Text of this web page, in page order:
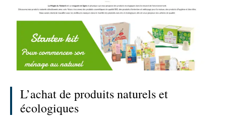
L’achat de produits naturels et
écologiques